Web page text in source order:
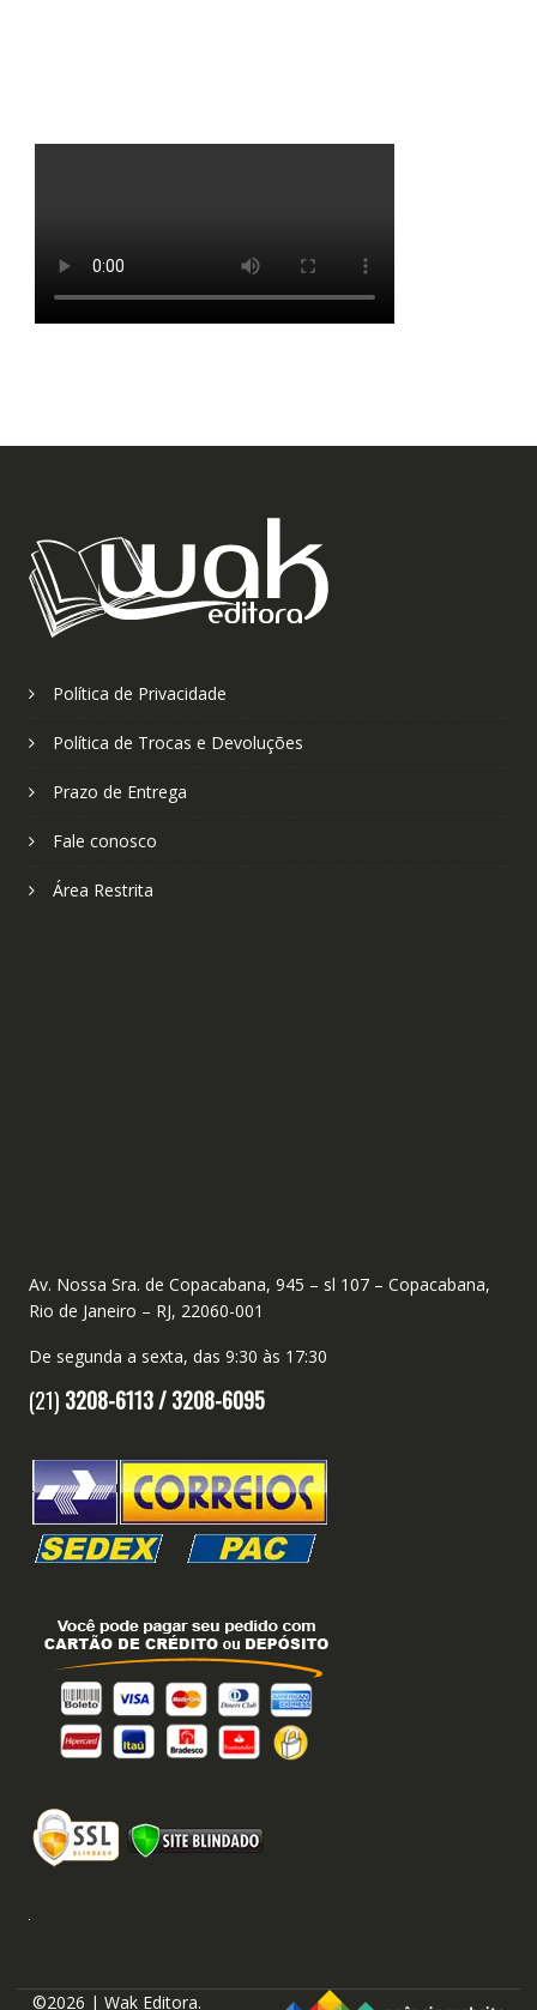
Política de Privacidade
Política de Trocas e Devoluções
Prazo de Entrega
Fale conosco
Área Restrita
Av. Nossa Sra. de Copacabana, 945 – sl 107 – Copacabana,
Rio de Janeiro – RJ, 22060-001
De segunda a sexta, das 9:30 às 17:30
(21) 3208-6113 /3208-6095
©2026 | Wak Editora.